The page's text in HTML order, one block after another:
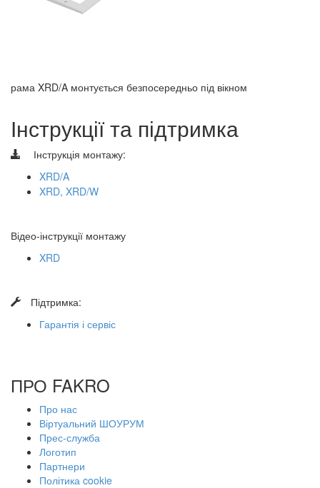
рама XRD/A монтується безпосередньо під вікном
Інструкції та підтримка
Інструкція монтажу:
XRD/A
XRD, XRD/W
Відео-інструкції монтажу
XRD
Підтримка:
Гарантія і сервіс
ПРО FAKRO
Про нас
Віртуальний ШОУРУМ
Прес-служба
Логотип
Партнери
Політика cookie